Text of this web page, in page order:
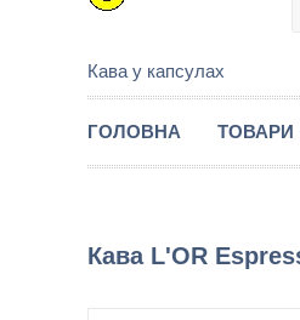
Кава у капсулах
ГОЛОВНА ТОВАРИ
Кава L'OR